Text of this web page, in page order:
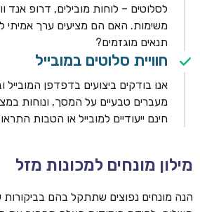
לסלוטים – לוחות מובילים, דרופ אנד
משימות. האם הם מציעים ערך אמיתי
תנאים מוגזמים?
חוויית סלוטים במובייל
אנו בודקים ביצועים בדפדפן המובייל
מעברים טבעיים על המסך, ונוחות
חינם ייעודיים למובייל או הטבות
מילון מונחים למכונות מזל
הנה מונחים נפוצים שתתקל בהם בביקורות